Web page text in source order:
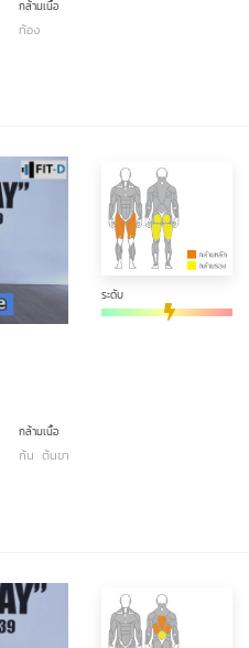
กล้ามเนื้อ
ท้อง
ระดับ
กล้ามเนื้อ
ก้น ต้นขา